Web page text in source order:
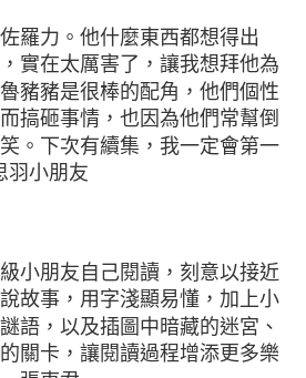
羅力。他什麼東西都想得出
實在太厲害了，讓我想拜他為
豬豬是很棒的配角，他們個性
搞砸事情，也因為他們常幫倒
。下次有續集，我一定會第一
羽小朋友
小朋友自己閱讀，刻意以接近
故事，用字淺顯易懂，加上小
語，以及插圖中暗藏的迷宮、
關卡，讓閱讀過程增添更多樂